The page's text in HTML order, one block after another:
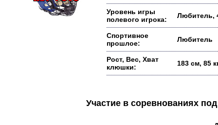
Уровень игры
полевого игрока:
Любитель,
Спортивное
прошлое:
Любитель
Рост, Вес, Хват
клюшки:
183 см, 85
Участие в соревнованиях